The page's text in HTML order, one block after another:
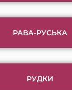
РАВА-РУСЬКА
РУДКИ